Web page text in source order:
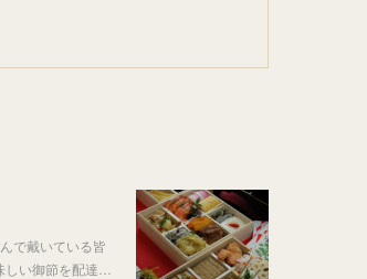
で戴いている皆
い御節を配達…